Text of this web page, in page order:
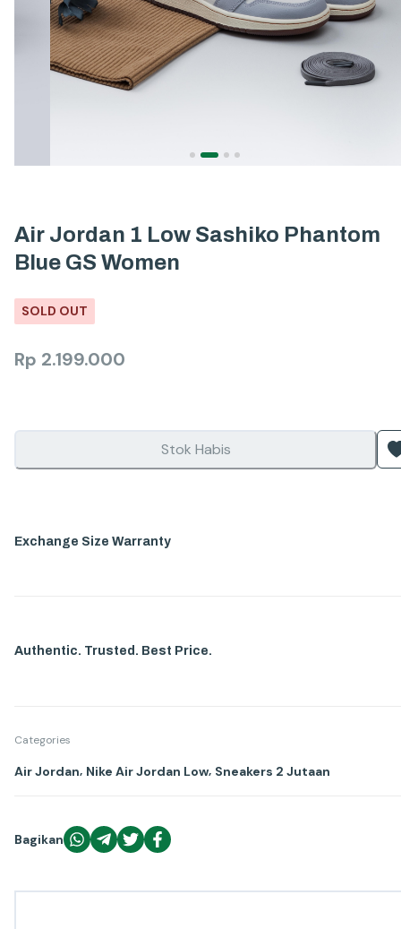
Air Jordan 1 Low Sashiko Phantom
Blue GS Women
SOLD OUT
Rp 2.199.000
Stok Habis
Exchange Size Warranty
Authentic. Trusted. Best Price.
Categories
Air Jordan Nike Air Jordan Low Sneakers 2 Jutaan
Bagikan